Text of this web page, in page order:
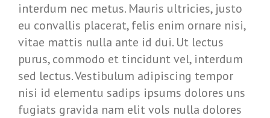
interdum nec metus. Mauris ultricies, justo
eu convallis placerat, felis enim ornare nisi,
vitae mattis nulla ante id dui. Ut lectus
purus, commodo et tincidunt vel, interdum
sed lectus. Vestibulum adipiscing tempor
nisi id elementu sadips ipsums dolores uns
fugiats gravida nam elit vols nulla dolores